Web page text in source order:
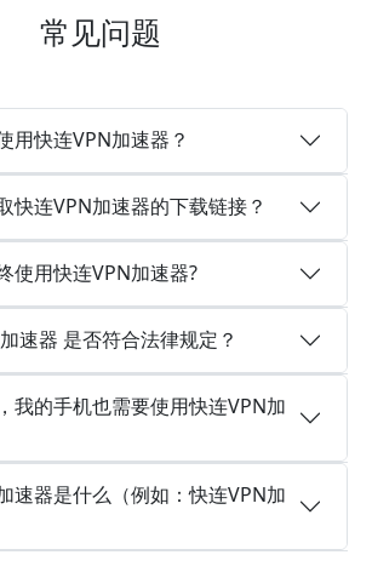
常见问题
用快连VPN加速器？
快连VPN加速器的下载链接？
使用快连VPN加速器?
速器 是否符合法律规定？
我的手机也需要使用快连VPN加
速器是什么（例如：快连VPN加